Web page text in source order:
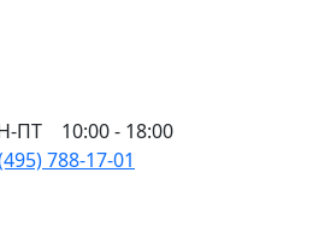
ПТ 10:00 - 18:00
788-17-01